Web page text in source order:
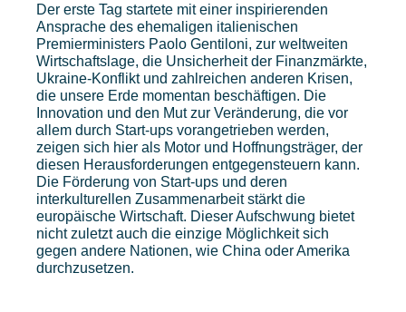
Der erste Tag startete mit einer inspirierenden
Ansprache des ehemaligen italienischen
Premierministers Paolo Gentiloni, zur weltweiten
Wirtschaftslage, die Unsicherheit der Finanzmärkte,
Ukraine-Konflikt und zahlreichen anderen Krisen,
die unsere Erde momentan beschäftigen. Die
Innovation und den Mut zur Veränderung, die vor
allem durch Start-ups vorangetrieben werden,
zeigen sich hier als Motor und Hoffnungsträger, der
diesen Herausforderungen entgegensteuern kann.
Die Förderung von Start-ups und deren
interkulturellen Zusammenarbeit stärkt die
europäische Wirtschaft. Dieser Aufschwung bietet
nicht zuletzt auch die einzige Möglichkeit sich
gegen andere Nationen, wie China oder Amerika
durchzusetzen.